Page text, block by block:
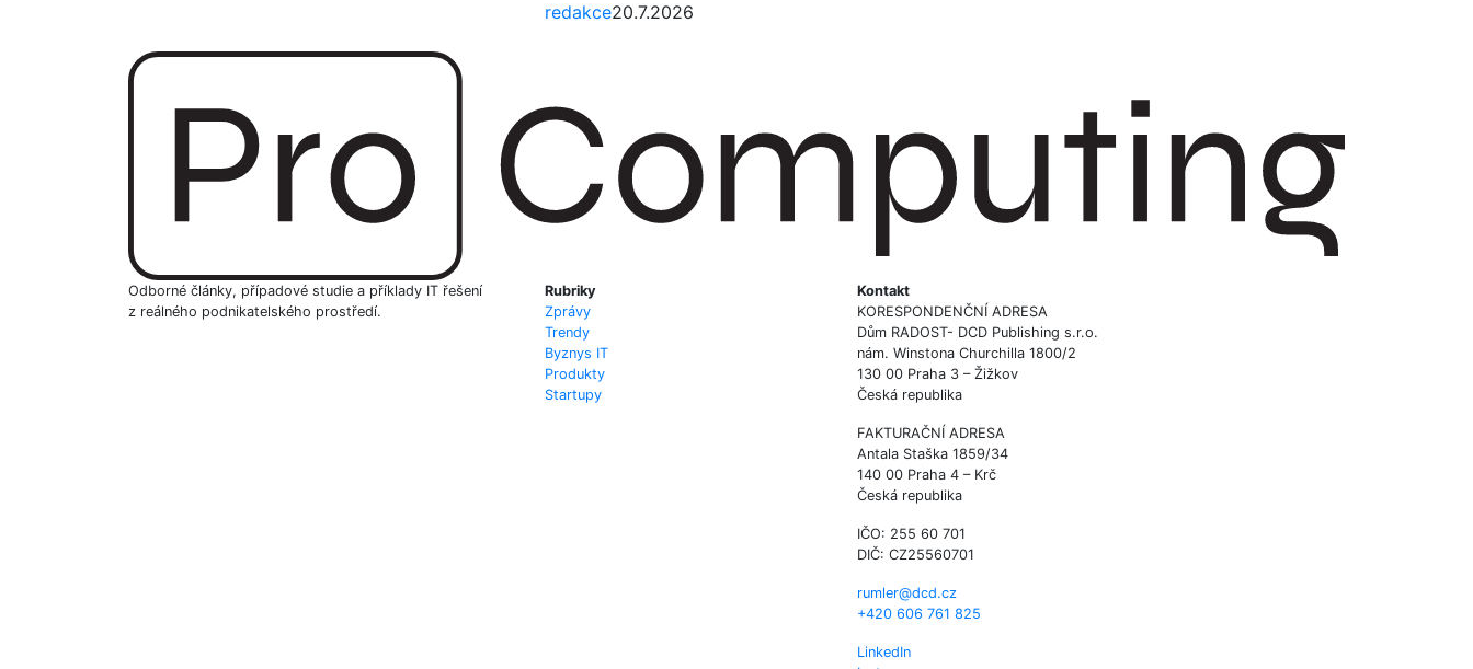
redakce20.7.2026
Odborné články, případové studie a příklady IT řešení
z reálného podnikatelského prostředí.
Rubriky
Zprávy
Trendy
Byznys IT
Produkty
Startupy
Kontakt
KORESPONDENČNÍ ADRESA
Dům RADOST- DCD Publishing s.r.o.
nám. Winstona Churchilla 1800/2
130 00 Praha 3 – Žižkov
Česká republika
FAKTURAČNÍ ADRESA
Antala Staška 1859/34
140 00 Praha 4 – Krč
Česká republika
IČO: 255 60 701
DIČ: CZ25560701
rumler@dcd.cz
+420 606 761 825
LinkedIn